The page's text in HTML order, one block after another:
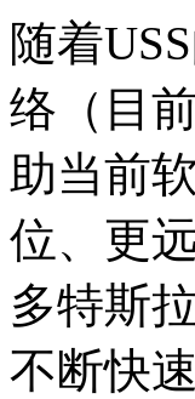
随着
络（目
助当前
位、更
多特斯
不断快